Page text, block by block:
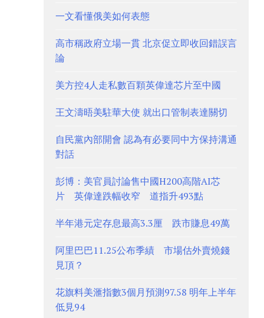
一文看懂俄美如何表態
高市稱政府立場一貫 北京促立即收回錯誤言
論
美方控4人走私數百顆英偉達芯片至中國
王文濤晤美駐華大使 就出口管制表達關切
自民黨內部開會 認為有必要同中方保持溝通
對話
彭博：美官員討論售中國H200高階AI芯
片 英偉達跌幅收窄 道指升493點
半年港元定存息最高3.3厘 跌市賺息49萬
阿里巴巴11.25公布季績 市場估外賣燒錢
見頂？
花旗料美滙指數3個月預測97.58 明年上半年
低見94